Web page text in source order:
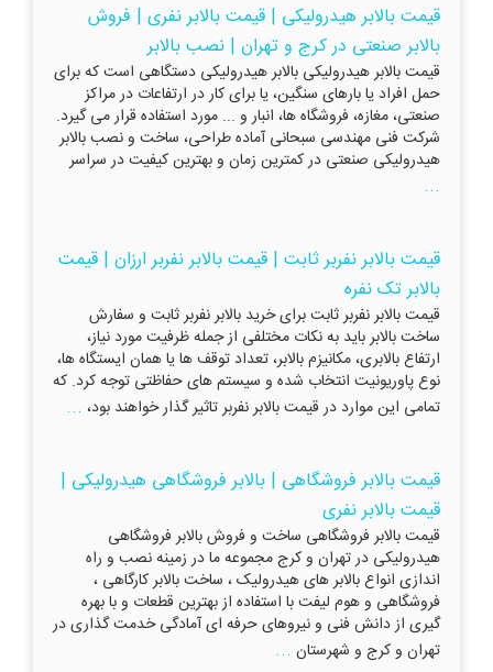
قیمت بالابر هیدرولیکی | قیمت بالابر نفری | فروش
بالابر صنعتی در کرج و تهران | نصب بالابر
قیمت بالابر هیدرولیکی بالابر هیدرولیکی دستگاهی است که برای
حمل افراد یا بارهای سنگین، یا برای کار در ارتفاعات در مراکز
صنعتی، مغازه، فروشگاه ها، انبار و ... مورد استفاده قرار می گیرد.
شرکت فنی مهندسی سبحانی آماده طراحی، ساخت و نصب بالابر
هیدرولیکی صنعتی در کمترین زمان و بهترین کیفیت در سراسر
...
قیمت بالابر نفربر ثابت | قیمت بالابر نفربر ارزان | قیمت
بالابر تک نفره
قیمت بالابر نفربر ثابت برای خرید بالابر نفربر ثابت و سفارش
ساخت بالابر باید به نکات مختلفی از جمله ظرفیت مورد نیاز،
ارتفاع بالابری، مکانیزم بالابر، تعداد توقف ها یا همان ایستگاه ها،
نوع پاوریونیت انتخاب شده و سیستم های حفاظتی توجه کرد. که
تمامی این موارد در قیمت بالابر نفربر تاثیر گذار خواهند بود، ...
قیمت بالابر فروشگاهی | بالابر فروشگاهی هیدرولیکی |
قیمت بالابر نفری
قیمت بالابر فروشگاهی ساخت و فروش بالابر فروشگاهی
هیدرولیکی در تهران و کرج مجموعه ما در زمینه نصب و راه
اندازی انواع بالابر های هیدرولیک ، ساخت بالابر کارگاهی ،
فروشگاهی و هوم لیفت با استفاده از بهترین قطعات و با بهره
گیری از دانش فنی و نیروهای حرفه ای آمادگی خدمت گذاری در
تهران و کرج و شهرستان ...